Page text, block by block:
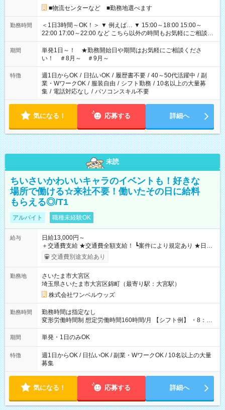
■物流センターなど ■勤務地選べます
勤務時間
＜1日3時間～OK！＞ ▼ 例えば… ▼ 15:00～18:00 15:00～
22:00 17:00～22:00 など こちら以外の時間もお気軽にご相談く
ださい！
期間
単発1日～！ ★勤務開始日や期間はお気軽にご相談くださ
い！ ＃8月～ ＃9月～
特徴 週1日からOK / 日払いOK / 履歴書不要 / 40～50代活躍中 / 副
業・WワークOK / 服装自由 / シフト勤務 / 10名以上の大量募
集 / 電話対応なし / パソコンスキル不要
気になる！ 応募する 詳細へ
未読
ちいさいかわいいキャラのイベントも！好きな
場所で働ける☆来社不要！働いたその日に給料
もらえる◎/T1
アルバイト 職種未経験OK
給与
日給13,000円～
＋交通費支給 ★交通費全額支給！ ┗案件により規定あり ★日払
いOK！（規定あり） ┗働いたその日に現金GET♪ お仕事後はコ
ンビニATMから 日払い分を引き落とせます！ 【試用期間】試
交通費別途支給あり
勤務地
さいたま市大宮区
埼玉県さいたま市大宮区錦町（最寄り駅：大宮駅）
株式会社ワンベルウッズ
勤務時間
勤務時間は指定なし
変形労働時間制 想定労働時間160時間/月 【シフト例】 ・8：00
～21：00
期間 単発・1日のみOK
特徴
週1日からOK / 日払いOK / 副業・WワークOK / 10名以上の大量
募集
気になる！ 応募する 詳細へ